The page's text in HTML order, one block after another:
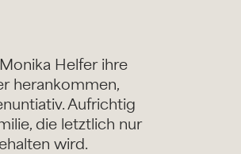
Helfer ihre
herankommen,
Aufrichtig
die letztlich nur
wird.